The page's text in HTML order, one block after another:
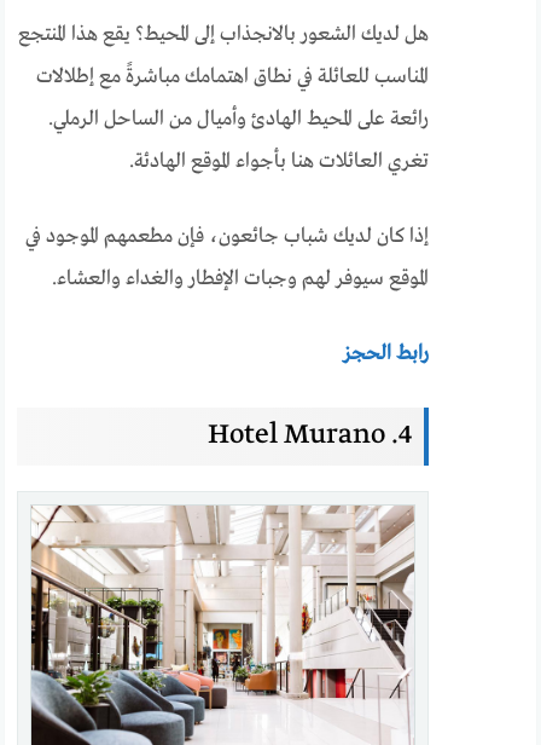
هل لديك الشعور بالانجذاب إلى المحيط؟ يقع هذا المنتجع
المناسب للعائلة في نطاق اهتمامك مباشرةً مع إطلالات
رائعة على المحيط الهادئ وأميال من الساحل الرملي.
تغري العائلات هنا بأجواء الموقع الهادئة.
إذا كان لديك شباب جائعون، فإن مطعمهم الموجود في
الموقع سيوفر لهم وجبات الإفطار والغداء والعشاء.
رابط الحجز
4. Hotel Murano